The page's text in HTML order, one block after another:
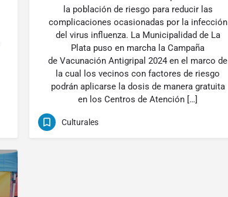
la población de riesgo para reducir las
complicaciones ocasionadas por la infección
del virus influenza. La Municipalidad de La
Plata puso en marcha la Campaña
de Vacunación Antigripal 2024 en el marco de
la cual los vecinos con factores de riesgo
podrán aplicarse la dosis de manera gratuita
en los Centros de Atención […]
Culturales